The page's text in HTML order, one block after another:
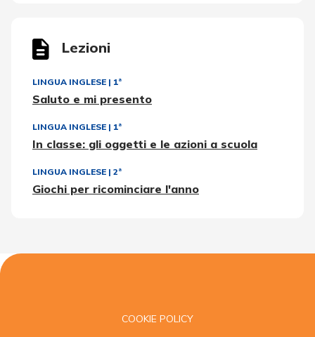
Lezioni
LINGUA INGLESE | 1ª
Saluto e mi presento
LINGUA INGLESE | 1ª
In classe: gli oggetti e le azioni a scuola
LINGUA INGLESE | 2ª
Giochi per ricominciare l'anno
COOKIE POLICY